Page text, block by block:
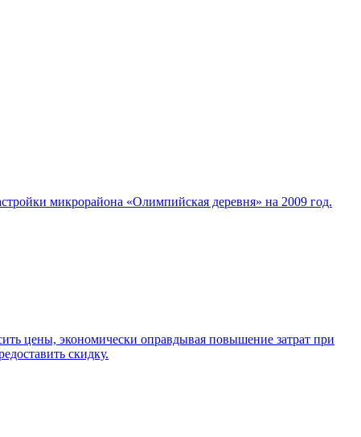
микрорайона «Олимпийская деревня» на 2009 год.
цены, экономически оправдывая повышение затрат при
скидку.